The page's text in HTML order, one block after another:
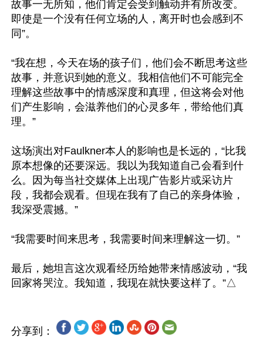
故事一无所知，他们肯定会受到触动并有所改变。
即使是一个没有任何立场的人，离开时也会感到不
同”。
“我在想，今天在场的孩子们，他们会不断思考这些
故事，并意识到她的意义。我相信他们不可能完全
理解这些故事中的情感深度和真理，但这将会对他
们产生影响，会滋养他们的心灵多年，带给他们真
理。”
这场演出对Faulkner本人的影响也是长远的，“比我
原本想像的还要深远。我以为我知道自己会看到什
么。因为每当社交媒体上出现广告影片或采访片
段，我都会观看。但现在我有了自己的亲身体验，
我深受震撼。”
“我需要时间来思考，我需要时间来理解这一切。”
最后，她坦言这次观看经历给她带来情感波动，“我
分享到：